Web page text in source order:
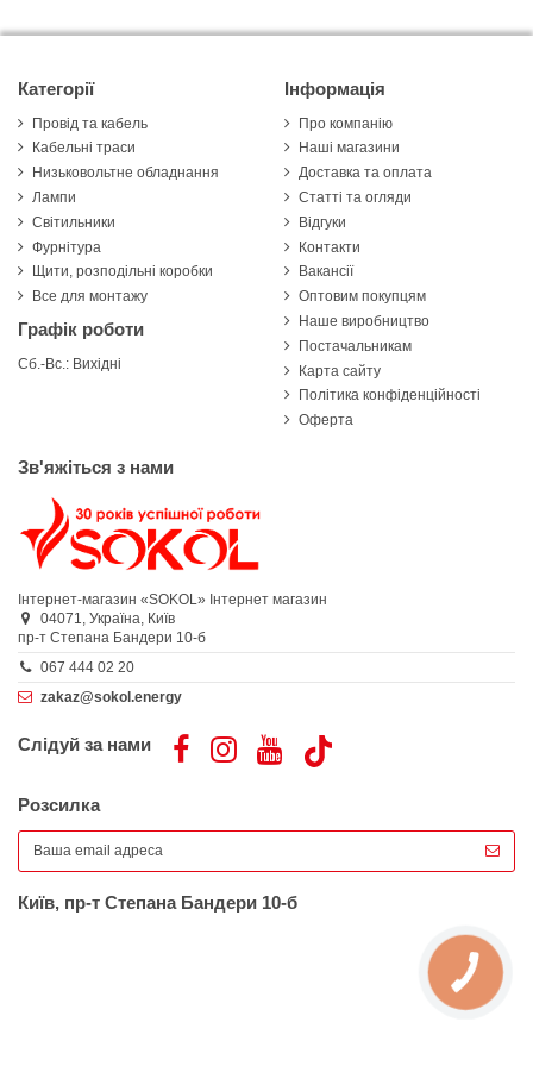
Категорії
Провід та кабель
Кабельні траси
Низьковольтне обладнання
Лампи
Світильники
Фурнітура
Щити, розподільні коробки
Все для монтажу
Графік роботи
Сб.-Вс.: Вихідні
Інформація
Про компанію
Наші магазини
Доставка та оплата
Статті та огляди
Відгуки
Контакти
Вакансії
Оптовим покупцям
Наше виробництво
Постачальникам
Карта сайту
Політика конфіденційності
Оферта
Зв'яжіться з нами
Інтернет-магазин «SOKOL» Інтернет магазин
04071, Україна, Київ
пр-т Степана Бандери 10-б
067 444 02 20
zakaz@sokol.energy
Слідуй за нами
Розсилка
Київ, пр-т Степана Бандери 10-б